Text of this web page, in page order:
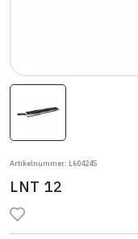
Artikelnummer: L604245
LNT 12